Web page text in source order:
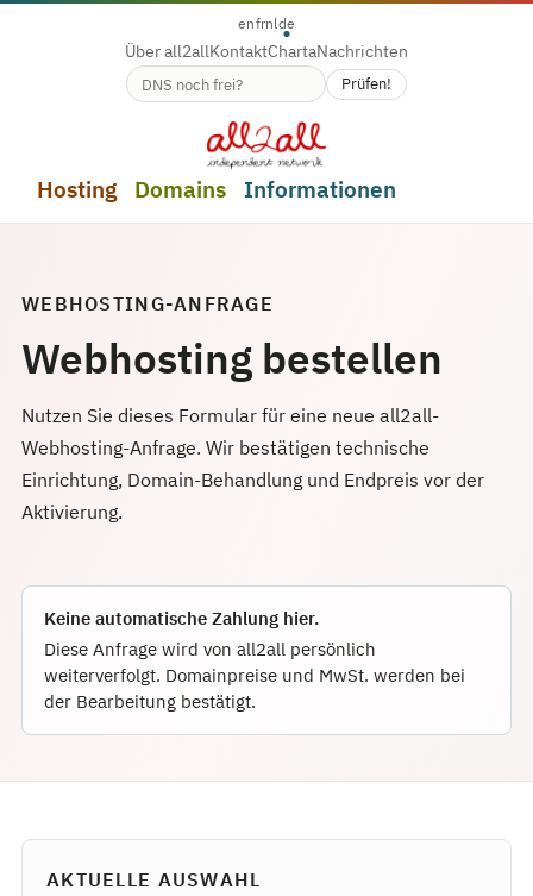
enfrnlde
Über all2allKontaktChartaNachrichten
Verfügbarkeit des Domainnamens
Prüfen!
Hosting Domains Informationen
WEBHOSTING-ANFRAGE
Webhosting bestellen
Nutzen Sie dieses Formular für eine neue all2all-
Webhosting-Anfrage. Wir bestätigen technische
Einrichtung, Domain-Behandlung und Endpreis vor der
Aktivierung.
Keine automatische Zahlung hier.
Diese Anfrage wird von all2all persönlich
weiterverfolgt. Domainpreise und MwSt. werden bei
der Bearbeitung bestätigt.
AKTUELLE AUSWAHL